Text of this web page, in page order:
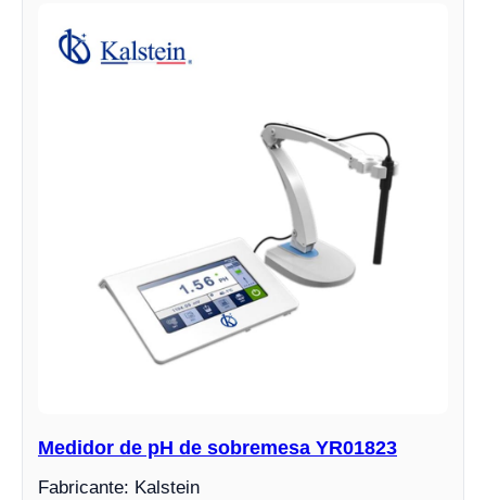
Medidor de pH de sobremesa YR01823
Fabricante: Kalstein